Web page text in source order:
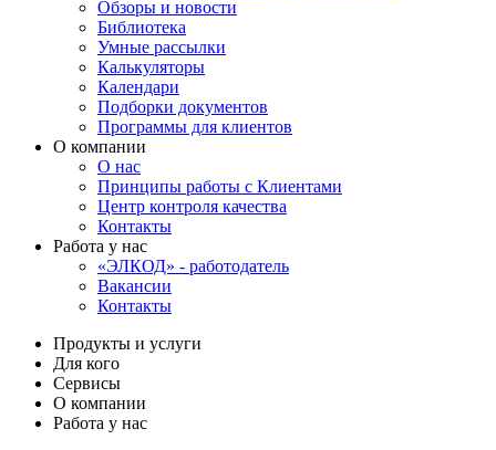
Обзоры и новости
Библиотека
Умные рассылки
Калькуляторы
Календари
Подборки документов
Программы для клиентов
О компании
О нас
Принципы работы с Клиентами
Центр контроля качества
Контакты
Работа у нас
«ЭЛКОД» - работодатель
Вакансии
Контакты
Продукты и услуги
Для кого
Сервисы
О компании
Работа у нас